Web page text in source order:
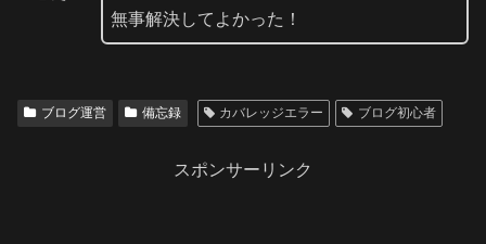
無事解決してよかった！
ブログ運営 備忘録 カバレッジエラー ブログ初心者
スポンサーリンク